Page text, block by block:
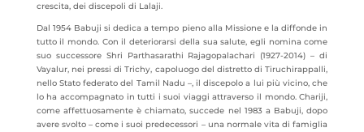
crescita, dei discepoli di Lalaji.
Dal 1954 Babuji si dedica a tempo pieno alla Missione e la diffonde in
tutto il mondo. Con il deteriorarsi della sua salute, egli nomina come
suo successore Shri Parthasarathi Rajagopalachari (1927-2014) – di
Vayalur, nei pressi di Trichy, capoluogo del distretto di Tiruchirappalli,
nello Stato federato del Tamil Nadu –, il discepolo a lui più vicino, che
lo ha accompagnato in tutti i suoi viaggi attraverso il mondo. Chariji,
come affettuosamente è chiamato, succede nel 1983 a Babuji, dopo
avere svolto – come i suoi predecessori – una normale vita di famiglia